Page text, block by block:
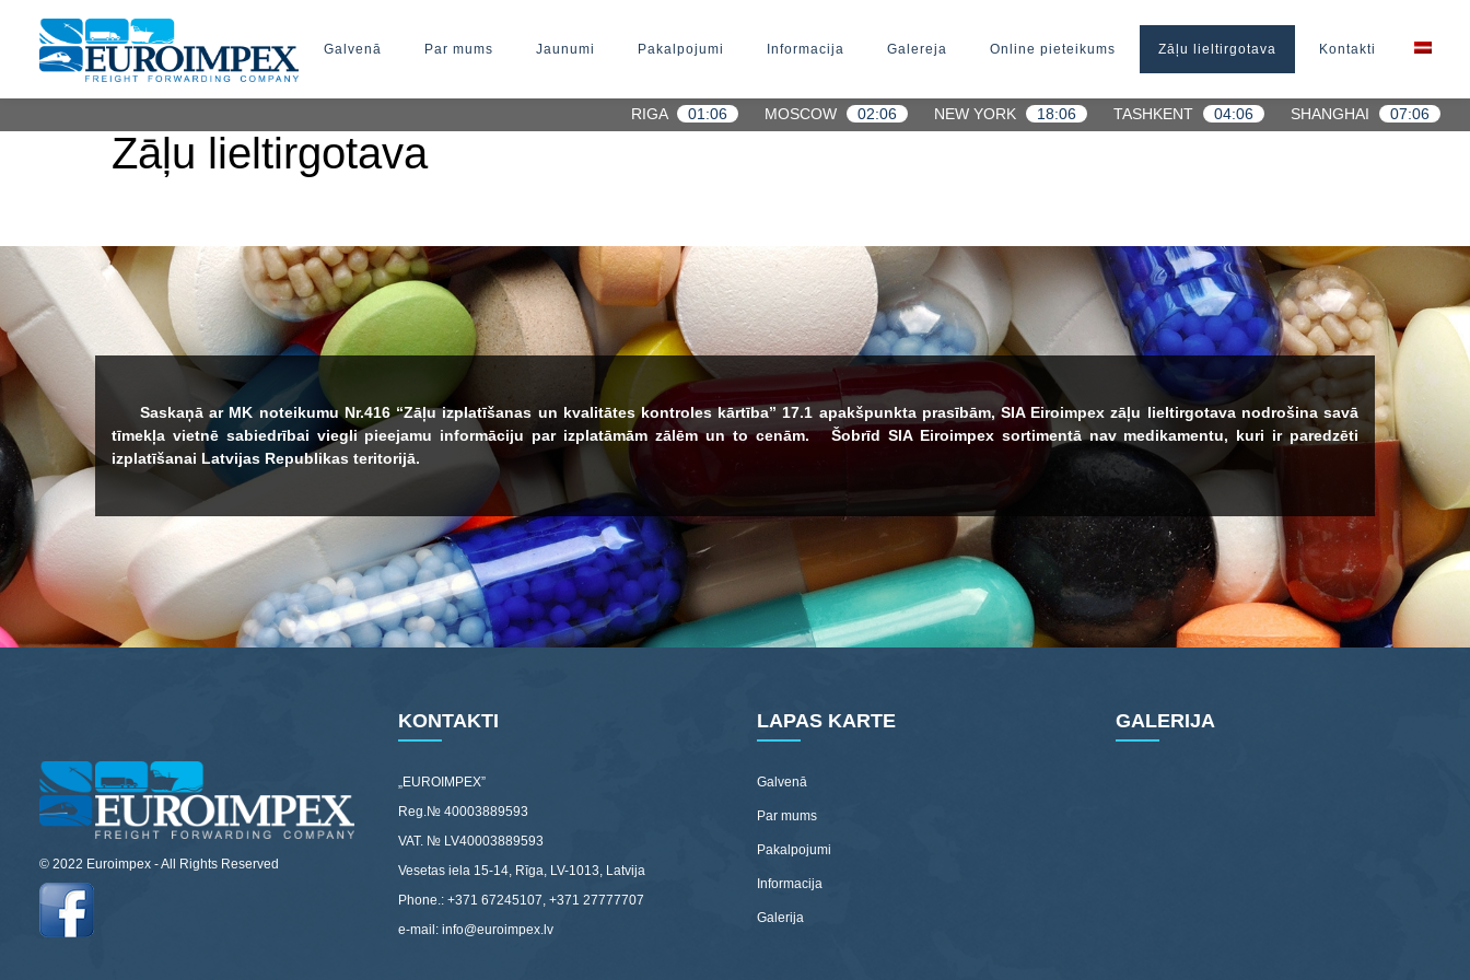
Galvenā Par mums Jaunumi Pakalpojumi Informacija Galereja Online pieteikums Zāļu lieltirgotava Kontakti
RIGA 01:06 MOSCOW 02:06 NEW YORK 18:06 TASHKENT 04:06 SHANGHAI 07:06
Zāļu lieltirgotava
Saskaņā ar MK noteikumu Nr.416 “Zāļu izplatīšanas un kvalitātes kontroles kārtība” 17.1 apakšpunkta prasībām, SIA Eiroimpex zāļu lieltirgotava nodrošina savā
tīmekļa vietnē sabiedrībai viegli pieejamu informāciju par izplatāmām zālēm un to cenām. Šobrīd SIA Eiroimpex sortimentā nav medikamentu, kuri ir paredzēti
izplatīšanai Latvijas Republikas teritorijā.
© 2022 Euroimpex - All Rights Reserved
KONTAKTI
„EUROIMPEX”
Reg.№ 40003889593
VAT. № LV40003889593
Vesetas iela 15-14, Rīga, LV-1013, Latvija
Phone.: +371 67245107, +371 27777707
e-mail: info@euroimpex.lv
LAPAS KARTE
Galvenā
Par mums
Pakalpojumi
Informacija
Galerija
GALERIJA